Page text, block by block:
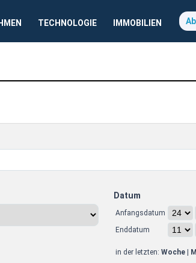
TECHNOLOGIE IMMOBILIEN
Datum
Anfangsdatum
Enddatum
in der letzten: Woche|